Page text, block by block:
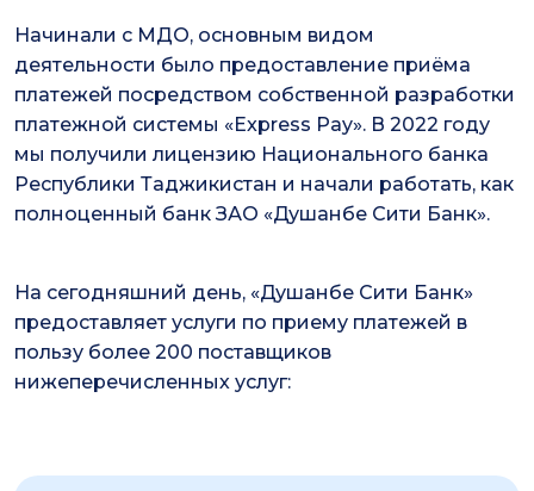
Начинали с МДО, основным видом
деятельности было предоставление приёма
платежей посредством собственной разработки
платежной системы «Express Pay». В 2022 году
мы получили лицензию Национального банка
Республики Таджикистан и начали работать, как
полноценный банк ЗАО «Душанбе Сити Банк».
На сегодняшний день, «Душанбе Сити Банк»
предоставляет услуги по приему платежей в
пользу более 200 поставщиков
нижеперечисленных услуг: